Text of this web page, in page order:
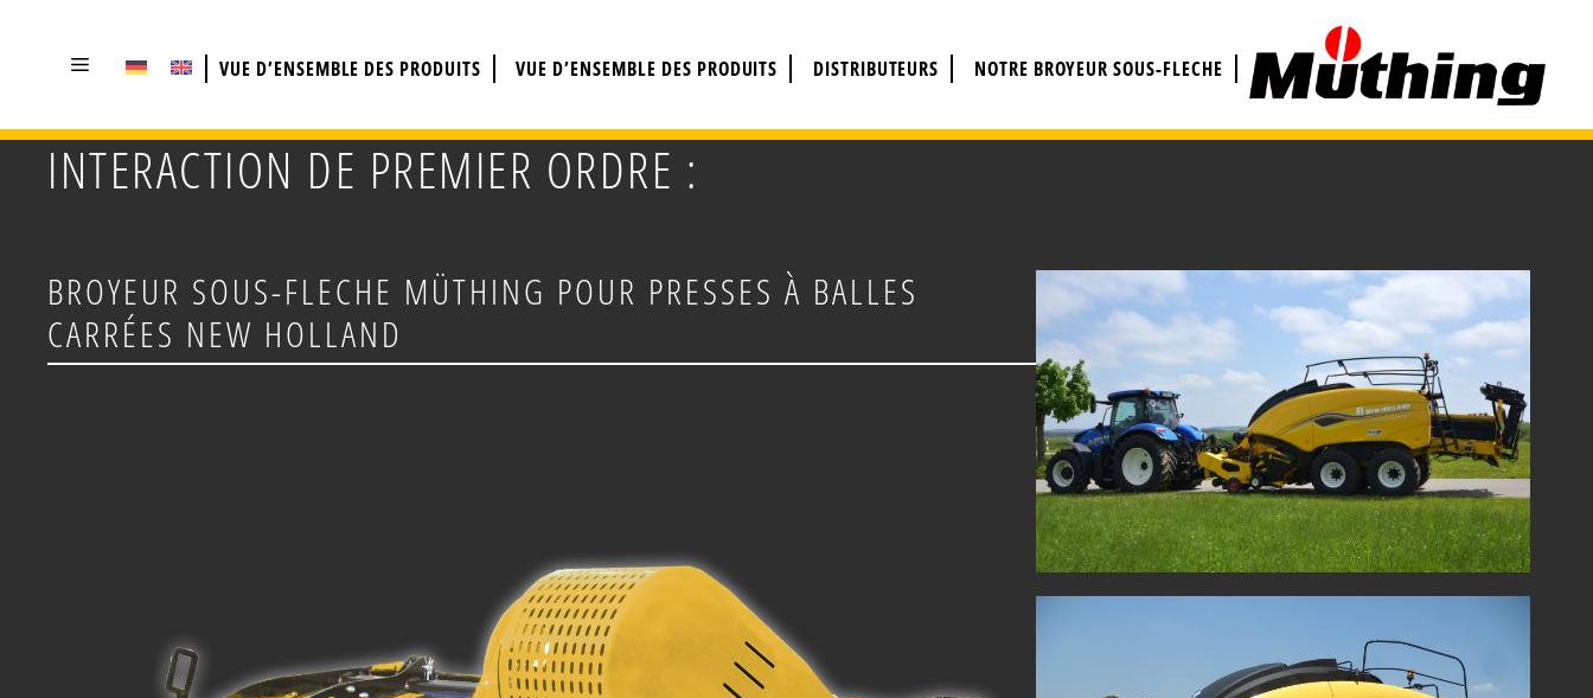
VUE D’ENSEMBLE DES PRODUITS VUE D’ENSEMBLE DES PRODUITS DISTRIBUTEURS NOTRE BROYEUR SOUS-FLECHE
INTERACTION DE PREMIER ORDRE :
BROYEUR SOUS-FLECHE MÜTHING POUR PRESSES À BALLES
CARRÉES NEW HOLLAND